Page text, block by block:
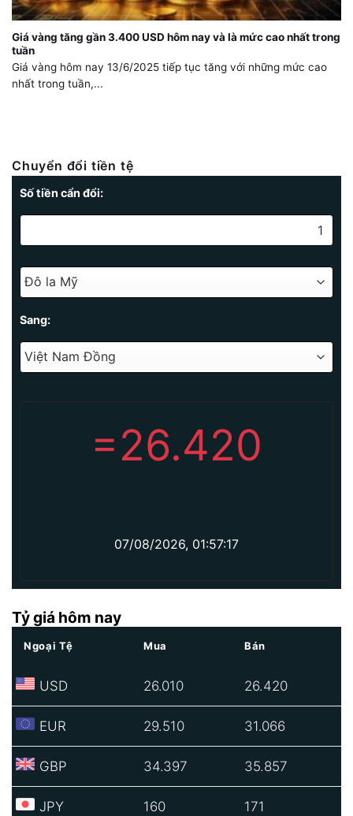
Giá vàng tăng gần 3.400 USD hôm nay và là mức cao nhất trong
tuần
Giá vàng hôm nay 13/6/2025 tiếp tục tăng với những mức cao
nhất trong tuần,...
Chuyển đổi tiền tệ
Số tiền cẩn đổi:
Sang:
=26.420
07/08/2026, 01:57:17
Tỷ giá hôm nay
Ngoại Tệ Mua Bán
USD 26.010 26.420
EUR 29.510 31.066
GBP 34.397 35.857
JPY 160 171